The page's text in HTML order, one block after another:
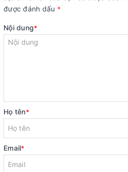
được đánh dấu *
Nội dung*
Họ tên*
Email*